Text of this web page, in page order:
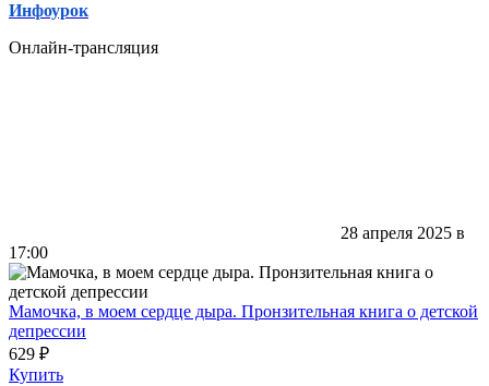
Инфоурок
Онлайн-трансляция
28 апреля 2025 в
17:00
Мамочка, в моем сердце дыра. Пронзительная книга о детской
депрессии
629 ₽
Купить